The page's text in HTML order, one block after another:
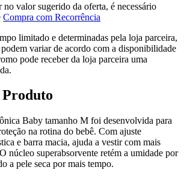
no valor sugerido da oferta, é necessário
Compra com Recorrência
limitado e determinadas pela loja parceira,
variar de acordo com a disponibilidade
pode receber da loja parceira uma
Produto
Baby tamanho M foi desenvolvida para
na rotina do bebê. Com ajuste
e barra macia, ajuda a vestir com mais
núcleo superabsorvente retém a umidade por
a pele seca por mais tempo.